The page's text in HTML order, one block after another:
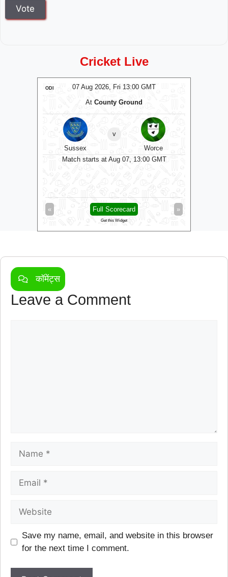
Cricket Live
07 Aug 2026, Fri 13:00 GMT
ODI
At County Ground
Sussex
v
Worce
Match starts at Aug 07, 13:00 GMT
« »
Full Scorecard
Get this Widget
कॉमेंट्स
Leave a Comment
Save my name, email, and website in this browser
for the next time I comment.